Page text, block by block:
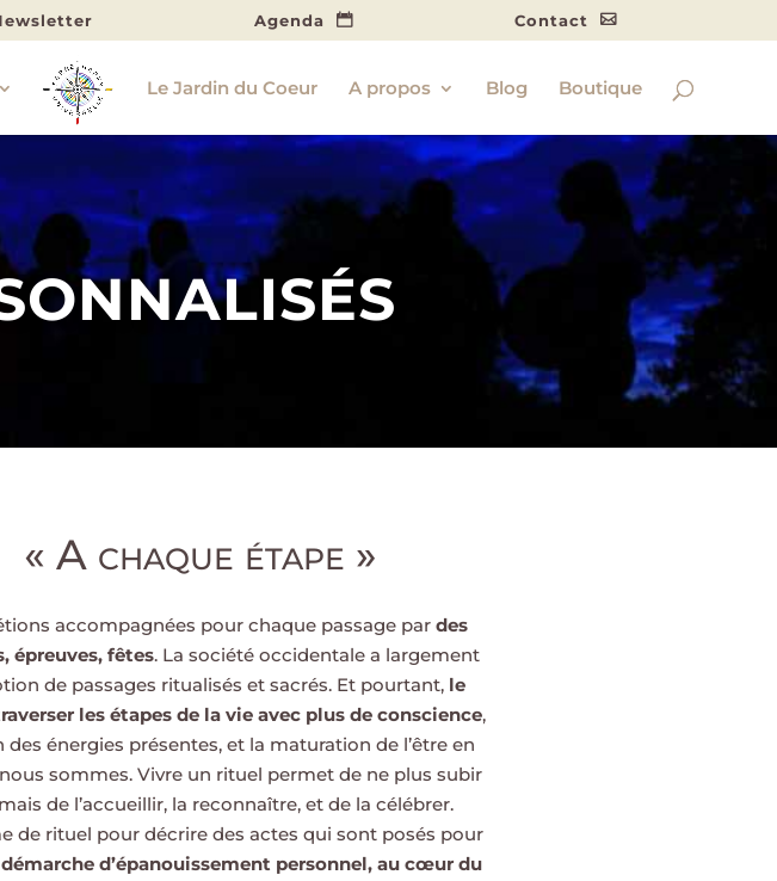
Agenda Contact
Le Jardin du Coeur A propos Blog Boutique
« A chaque étape »
accompagnées pour chaque passage par des
épreuves, fêtes. La société occidentale a largement
de passages ritualisés et sacrés. Et pourtant, le
les étapes de la vie avec plus de conscience,
des énergies présentes, et la maturation de l’être en
sommes. Vivre un rituel permet de ne plus subir
de l’accueillir, la reconnaître, et de la célébrer.
de rituel pour décrire des actes qui sont posés pour
d’épanouissement personnel, au cœur du